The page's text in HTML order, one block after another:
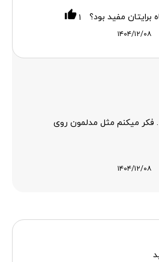
۱۴۰۴/۱۲/۰۸
برایتان مفید بود؟ ۱
هستش . فکر میکنم مثل مدلمون روی
۱۴۰۴/۱۲/۰۸